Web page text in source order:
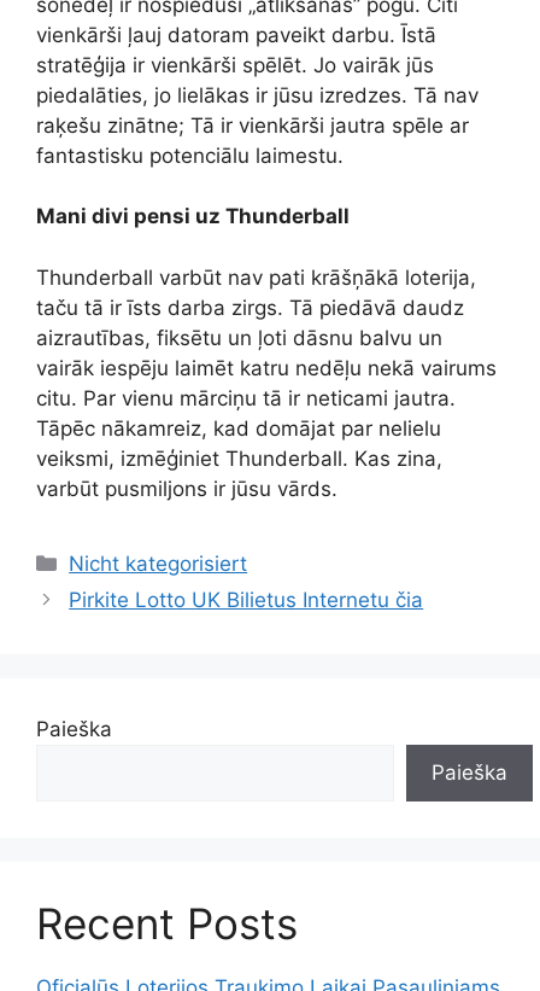
vienkārši ļauj datoram paveikt darbu. Īstā
stratēģija ir vienkārši spēlēt. Jo vairāk jūs
piedalāties, jo lielākas ir jūsu izredzes. Tā nav
raķešu zinātne; Tā ir vienkārši jautra spēle ar
fantastisku potenciālu laimestu.
Mani divi pensi uz Thunderball
Thunderball varbūt nav pati krāšņākā loterija,
taču tā ir īsts darba zirgs. Tā piedāvā daudz
aizrautības, fiksētu un ļoti dāsnu balvu un
vairāk iespēju laimēt katru nedēļu nekā vairums
citu. Par vienu mārciņu tā ir neticami jautra.
Tāpēc nākamreiz, kad domājat par nelielu
veiksmi, izmēģiniet Thunderball. Kas zina,
varbūt pusmiljons ir jūsu vārds.
Kategorijos
Nicht kategorisiert
Pirkite Lotto UK Bilietus Internetu čia
Paieška
Paieška
Recent Posts